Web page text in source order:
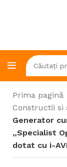
Prima pagină
Constructii si
Generator
„Specialist
dotat cu i-